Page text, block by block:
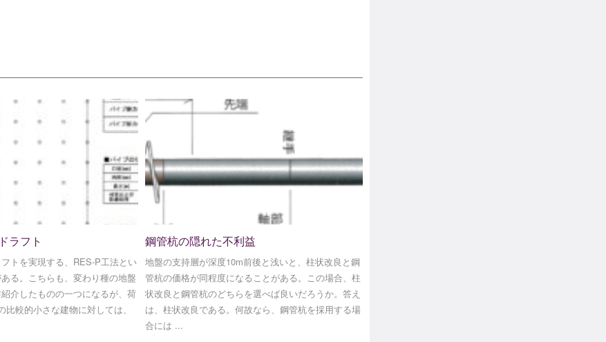
ラフト
トを実現する、RES-P工法とい
る。こちらも、変わり種の地盤
介したものの一つになるが、荷
較的小さな建物に対しては、
鋼管杭の隠れた不利益
地盤の支持層が深度10m前後と浅いと、柱状改良と鋼
管杭の価格が同程度になることがある。この場合、柱
状改良と鋼管杭のどちらを選べば良いだろうか。答え
は、柱状改良である。何故なら、鋼管杭を採用する場
合には ...